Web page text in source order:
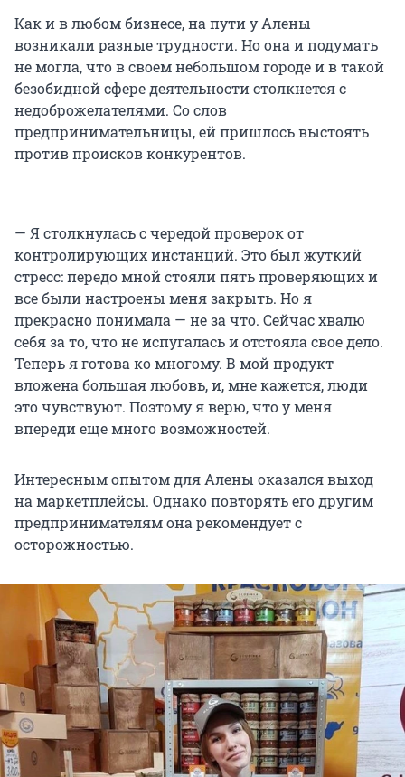
Как и в любом бизнесе, на пути у Алены
возникали разные трудности. Но она и подумать
не могла, что в своем небольшом городе и в такой
безобидной сфере деятельности столкнется с
недоброжелателями. Со слов
предпринимательницы, ей пришлось выстоять
против происков конкурентов.
— Я столкнулась с чередой проверок от
контролирующих инстанций. Это был жуткий
стресс: передо мной стояли пять проверяющих и
все были настроены меня закрыть. Но я
прекрасно понимала — не за что. Сейчас хвалю
себя за то, что не испугалась и отстояла свое дело.
Теперь я готова ко многому. В мой продукт
вложена большая любовь, и, мне кажется, люди
это чувствуют. Поэтому я верю, что у меня
впереди еще много возможностей.
Интересным опытом для Алены оказался выход
на маркетплейсы. Однако повторять его другим
предпринимателям она рекомендует с
осторожностью.